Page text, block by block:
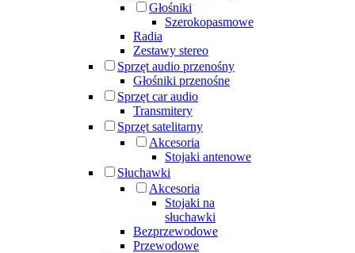
Głośniki
Szerokopasmowe
Radia
Zestawy stereo
Sprzęt audio przenośny
Głośniki przenośne
Sprzęt car audio
Transmitery
Sprzęt satelitarny
Akcesoria
Stojaki antenowe
Słuchawki
Akcesoria
Stojaki na
słuchawki
Bezprzewodowe
Przewodowe